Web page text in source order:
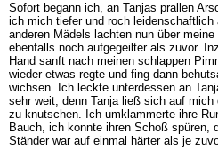
Sofort begann ich, an Tanjas prallen
ich mich tiefer und roch
anderen Mädels lachten nun über
ebenfalls noch aufgegeilter als zuvor.
Hand sanft nach meinen schlappen
wieder etwas regte und fing dann
wichsen. Ich leckte unterdessen an
sehr weit, denn Tanja ließ sich auf mich
zu knutschen. Ich umklammerte ihre
Bauch, ich konnte ihren Schoß spüren,
Ständer war auf einmal härter als je